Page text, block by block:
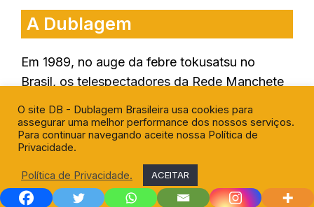
A Dublagem
Em 1989, no auge da febre tokusatsu no
Brasil, os telespectadores da Rede Manchete
completamente dos padrões vistos até então.
Entre armaduras metálicas e policiais
espaciais, surgiu um herói humano, sem
superpoderes, armado apenas com disciplina,
O site DB - Dublagem Brasileira usa cookies para
assegurar uma melhor performance dos nossos serviços.
Para continuar navegando aceite nossa Política de
Privacidade.
Política de Privacidade. ACEITAR